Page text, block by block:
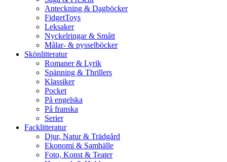
Anteckning & Dagböcker
FidgetToys
Leksaker
Nyckelringar & Smått
Målar- & pysselböcker
Skönlitteratur
Romaner & Lyrik
Spänning & Thrillers
Klassiker
Pocket
På engelska
På franska
Serier
Facklitteratur
Djur, Natur & Trädgård
Ekonomi & Samhälle
Foto, Konst & Teater